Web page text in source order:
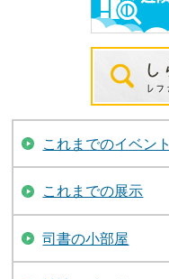
これまでのイベント
これまでの展示
司書の小部屋